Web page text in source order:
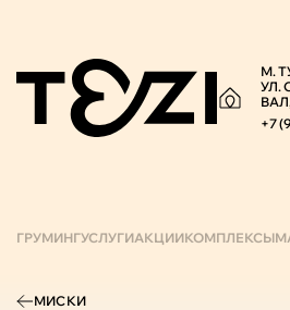
М.
УЛ.
+7
ГРУМИНГУСЛУГИАКЦИИКОМПЛЕКСЫ
МИСКИ